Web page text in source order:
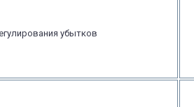
убытков